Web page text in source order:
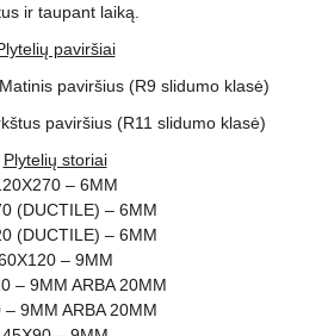
ir taupant laiką.
paviršiai
paviršius (R9 slidumo klasė)
paviršius (R11 slidumo klasė)
Plytelių storiai
– 6MM
(DUCTILE) – 6MM
(DUCTILE) – 6MM
– 9MM
– 9MM ARBA 20MM
– 9MM ARBA 20MM